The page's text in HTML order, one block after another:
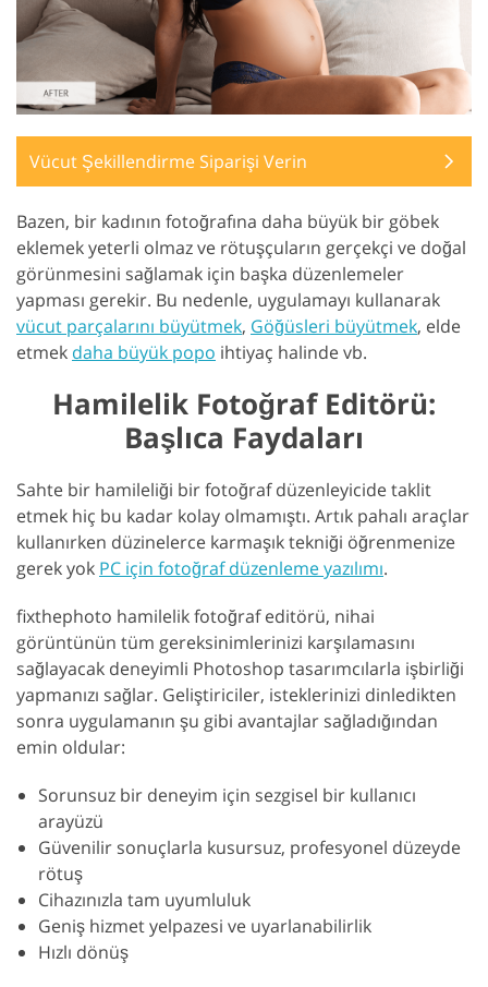
Vücut Şekillendirme Siparişi Verin
Bazen, bir kadının fotoğrafına daha büyük bir göbek
eklemek yeterli olmaz ve rötuşçuların gerçekçi ve doğal
görünmesini sağlamak için başka düzenlemeler
yapması gerekir. Bu nedenle, uygulamayı kullanarak
vücut parçalarını büyütmek, Göğüsleri büyütmek, elde
etmek daha büyük popo ihtiyaç halinde vb.
Hamilelik Fotoğraf Editörü:
Başlıca Faydaları
Sahte bir hamileliği bir fotoğraf düzenleyicide taklit
etmek hiç bu kadar kolay olmamıştı. Artık pahalı araçlar
kullanırken düzinelerce karmaşık tekniği öğrenmenize
gerek yok PC için fotoğraf düzenleme yazılımı.
fixthephoto hamilelik fotoğraf editörü, nihai
görüntünün tüm gereksinimlerinizi karşılamasını
sağlayacak deneyimli Photoshop tasarımcılarla işbirliği
yapmanızı sağlar. Geliştiriciler, isteklerinizi dinledikten
sonra uygulamanın şu gibi avantajlar sağladığından
emin oldular:
Sorunsuz bir deneyim için sezgisel bir kullanıcı
arayüzü
Güvenilir sonuçlarla kusursuz, profesyonel düzeyde
rötuş
Cihazınızla tam uyumluluk
Geniş hizmet yelpazesi ve uyarlanabilirlik
Hızlı dönüş